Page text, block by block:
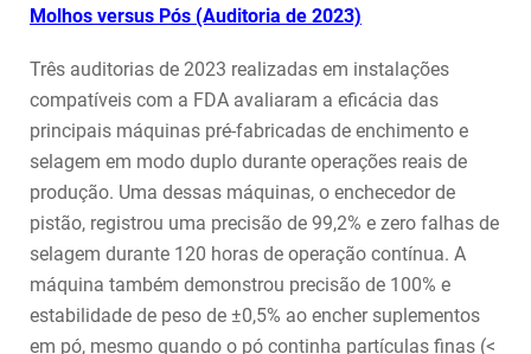
Molhos versus Pós (Auditoria de 2023)
Três auditorias de 2023 realizadas em instalações
compatíveis com a FDA avaliaram a eficácia das
principais máquinas pré-fabricadas de enchimento e
selagem em modo duplo durante operações reais de
produção. Uma dessas máquinas, o enchecedor de
pistão, registrou uma precisão de 99,2% e zero falhas de
selagem durante 120 horas de operação contínua. A
máquina também demonstrou precisão de 100% e
estabilidade de peso de ±0,5% ao encher suplementos
em pó, mesmo quando o pó continha partículas finas (<